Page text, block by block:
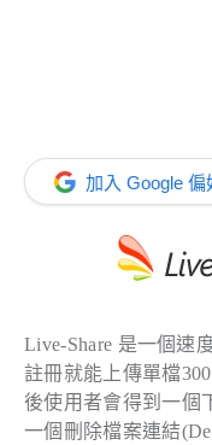
加入 Google 偏
Live-Share 是一個速
註冊就能上傳單檔
後使用者會得到一個
一個刪除檔案連結